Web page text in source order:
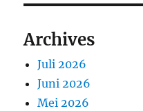
Archives
Juli 2026
Juni 2026
Mei 2026